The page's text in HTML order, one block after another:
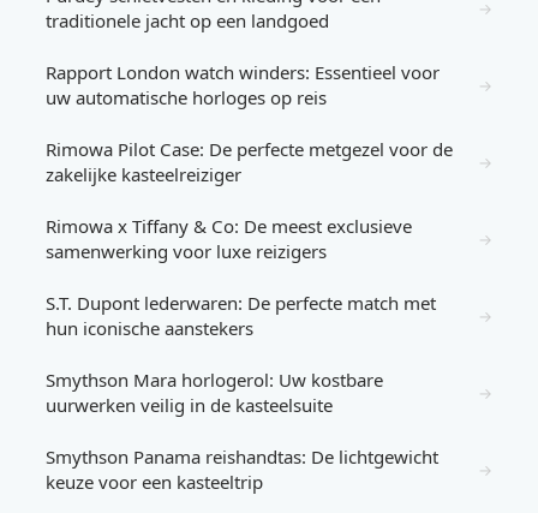
traditionele jacht op een landgoed
→
Rapport London watch winders: Essentieel voor
uw automatische horloges op reis
→
Rimowa Pilot Case: De perfecte metgezel voor de
zakelijke kasteelreiziger
→
Rimowa x Tiffany & Co: De meest exclusieve
samenwerking voor luxe reizigers
→
S.T. Dupont lederwaren: De perfecte match met
hun iconische aanstekers
→
Smythson Mara horlogerol: Uw kostbare
uurwerken veilig in de kasteelsuite
→
Smythson Panama reishandtas: De lichtgewicht
keuze voor een kasteeltrip
→